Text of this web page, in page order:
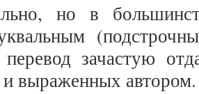
но в
зачастую
выраженных автором.